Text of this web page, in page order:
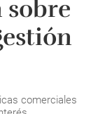
sobre
comerciales